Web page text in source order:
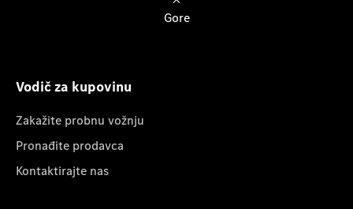
Gore
Vodič za kupovinu
Zakažite probnu vožnju
Pronađite prodavca
Kontaktirajte nas